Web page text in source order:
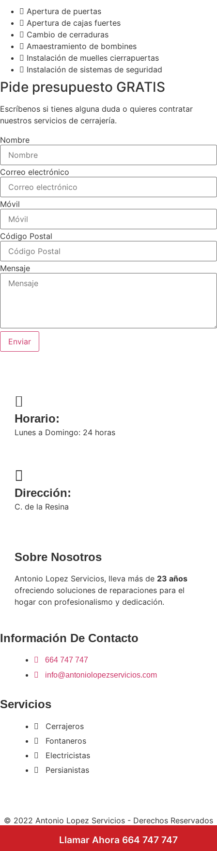
Apertura de puertas
Apertura de cajas fuertes
Cambio de cerraduras
Amaestramiento de bombines
Instalación de muelles cierrapuertas
Instalación de sistemas de seguridad
Pide presupuesto GRATIS
Escríbenos si tienes alguna duda o quieres contratar
nuestros servicios de cerrajería.
Nombre
Correo electrónico
Móvil
Código Postal
Mensaje
Enviar
Horario:
Lunes a Domingo: 24 horas
Dirección:
C. de la Resina
Sobre Nosotros
Antonio Lopez Servicios, lleva más de 23 años
ofreciendo soluciones de reparaciones para el
hogar con profesionalismo y dedicación.
Información De Contacto
664 747 747
info@antoniolopezservicios.com
Servicios
Cerrajeros
Fontaneros
Electricistas
Persianistas
© 2022 Antonio Lopez Servicios - Derechos Reservados
Llamar Ahora 664 747 747